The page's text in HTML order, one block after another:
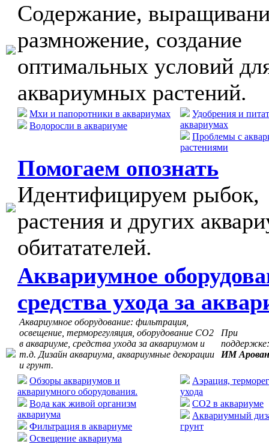
Содержание,
размножение, создание
оптимальных условий
аквариумных растений.
Мхи и папоротники в аквариумах
Водоросли в аквариуме
Удобрения и
аквариумах
Проблемы с
растениями
Помогаем опознать
Идентифицируем рыбок,
растения и других
обитатателей.
Аквариумное
средства ухода за
Аквариумное оборудование: фильтрация,
освещение, терморегуляция, оборудование СО2
в аквариуме, средства ухода за аквариумом и
т.д. Дизайн аквариума, аквариумные декорации
и грунт.
При
поддержке:
ИМ
Обзоры аквариумов и
аквариумного оборудования.
Вода как живой организм
аквариума
Фильтрация в аквариуме
Освещение аквариума
Аэрация,
ухода
CO2 в аквариуме
Аквариумный
грунт